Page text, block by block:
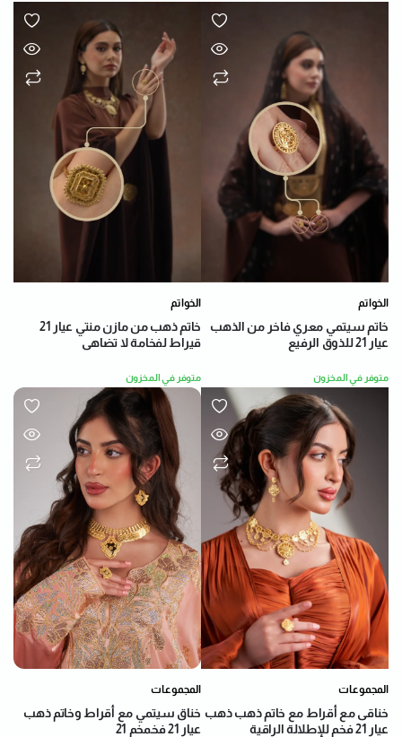
الخواتم
خاتم ذهب من مازن منتي عيار 21
قيراط لفخامة لا تضاهى
متوفر في المخزون
الخواتم
خاتم سيتمي معري فاخر من الذهب
عيار 21 للذوق الرفيع
متوفر في المخزون
المجموعات
خناق سيتمي مع أقراط وخاتم ذهب
عيار 21 فخمخم 21
المجموعات
خناقى مع أقراط مع خاتم ذهب ذهب
عيار 21 فخم للإطلالة الراقية